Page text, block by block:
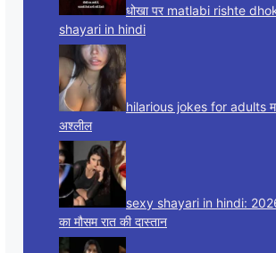
धोखा पर matlabi rishte
shayari in hindi
hilarious jokes for adults
अश्लील
sexy shayari in hindi:
का मौसम रात की दास्तान